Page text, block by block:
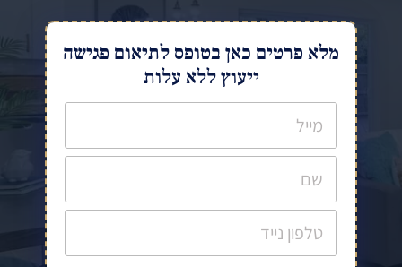
מלא פרטים כאן בטופס לתיאום פגישה
ייעוץ ללא עלות